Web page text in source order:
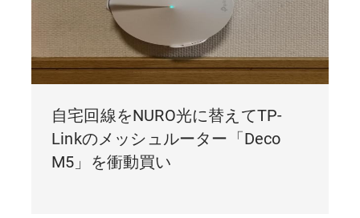
自宅回線をNURO光に替えてTP-
Linkのメッシュルーター「Deco
M5」を衝動買い